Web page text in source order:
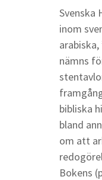
Svenska
inom
nämns
bibliska
bland
om att
Bokens